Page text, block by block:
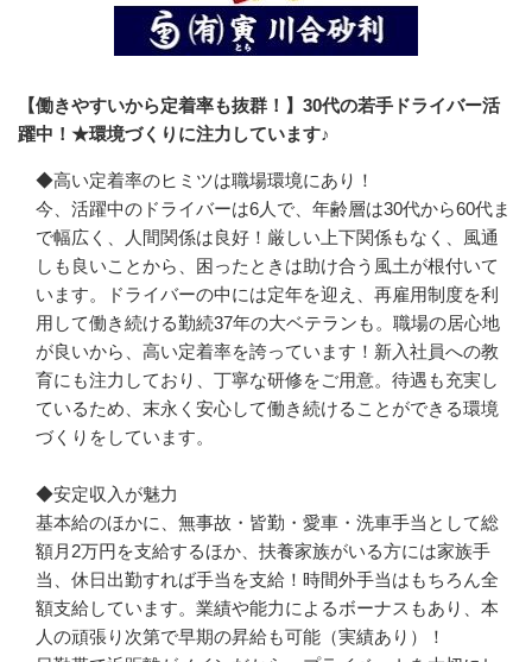
【働きやすいから定着率も抜群！】30代の若手ドライバー活
躍中！★環境づくりに注力しています♪
◆高い定着率のヒミツは職場環境にあり！
今、活躍中のドライバーは6人で、年齢層は30代から60代ま
で幅広く、人間関係は良好！厳しい上下関係もなく、風通
しも良いことから、困ったときは助け合う風土が根付いて
います。ドライバーの中には定年を迎え、再雇用制度を利
用して働き続ける勤続37年の大ベテランも。職場の居心地
が良いから、高い定着率を誇っています！新入社員への教
育にも注力しており、丁寧な研修をご用意。待遇も充実し
ているため、末永く安心して働き続けることができる環境
づくりをしています。
◆安定収入が魅力
基本給のほかに、無事故・皆勤・愛車・洗車手当として総
額月2万円を支給するほか、扶養家族がいる方には家族手
当、休日出勤すれば手当を支給！時間外手当はもちろん全
額支給しています。業績や能力によるボーナスもあり、本
人の頑張り次第で早期の昇給も可能（実績あり）！